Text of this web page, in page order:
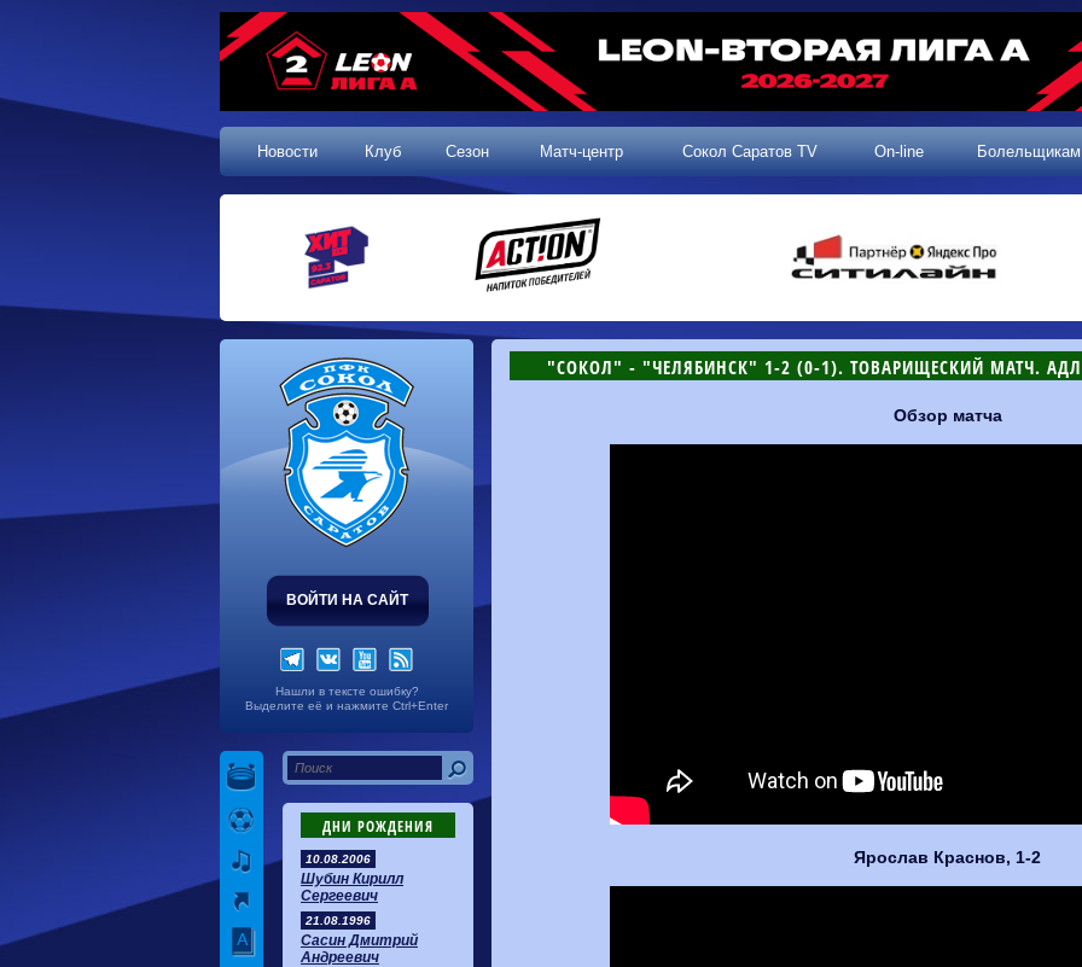
Новости Клуб Сезон Матч-центр Сокол Саратов TV On-line Болельщикам
ВОЙТИ НА САЙТ
Нашли в тексте ошибку?
Выделите её и нажмите Ctrl+Enter
ДНИ РОЖДЕНИЯ
10.08.2006
Шубин Кирилл
Сергеевич
21.08.1996
Сасин Дмитрий
Андреевич
"СОКОЛ" - "ЧЕЛЯБИНСК" 1-2 (0-1). ТОВАРИЩЕСКИЙ МАТЧ.
Обзор матча
Ярослав Краснов, 1-2